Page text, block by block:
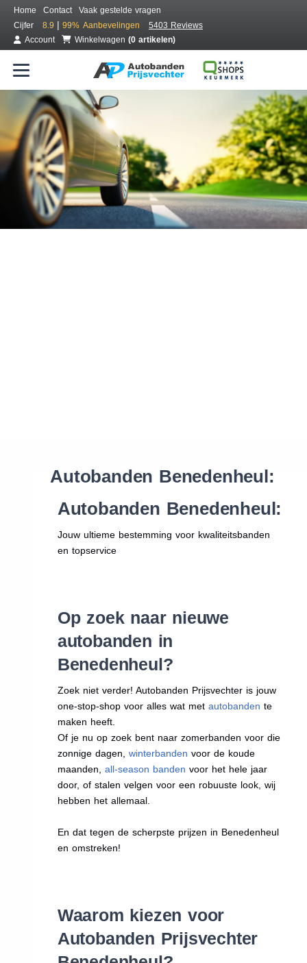
Home Contact
Vaak gestelde vragen
Cijfer
8.9 | 99% Aanbevelingen
5403 Reviews
Account
Winkelwagen (0 artikelen)
Bestel voordelig banden online
Gratis bezorgd of montage bij jou in de buurt
Seizoen:
Merken:
Autobanden Benedenheul:
Autobanden Benedenheul:
Jouw ultieme bestemming voor kwaliteitsbanden
en topservice
Op zoek naar nieuwe
autobanden in
Benedenheul?
Zoek niet verder! Autobanden Prijsvechter is jouw
one-stop-shop voor alles wat met autobanden te
maken heeft.
Of je nu op zoek bent naar zomerbanden voor die
zonnige dagen, winterbanden voor de koude
maanden, all-season banden voor het hele jaar
door, of stalen velgen voor een robuuste look, wij
hebben het allemaal.
En dat tegen de scherpste prijzen in Benedenheul
en omstreken!
Waarom kiezen voor
Autobanden Prijsvechter